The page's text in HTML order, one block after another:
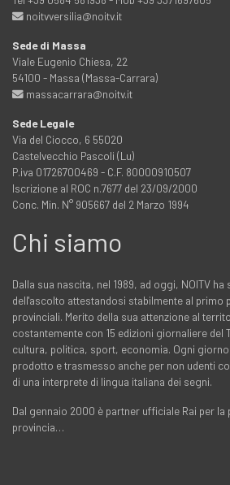
noitvversilia@noitv.it
Sede di Massa
Viale Eugenio Chiesa, 22
54100 - Massa (Massa-Carrara)
massacarrara@noitv.it
Sede Legale
Via del Ciocco, 6 55020
Castelvecchio Pascoli (Lu)
P.iva 01726700469 - C.F. 80000910507
Iscrizione al ROC n.7677 del 23/09/2000
Conc. Min. N° 905667 del 2 Marzo 1994
Chi siamo
Dalla sua nascita, nel 1989, ad oggi, NOITV
dell'ascolto attestandosi stabilmente al primo
provinciali. Merito della sua attenzione al
costantemente con 15 edizioni giornaliere del
cultura, politica, sport, economia. Ogni
prodotto e trasmesso anche per non udenti
di una interprete di lingua italiana dei segni.
Dal gennaio 2000 è partner ufficiale Rai per la
provincia…